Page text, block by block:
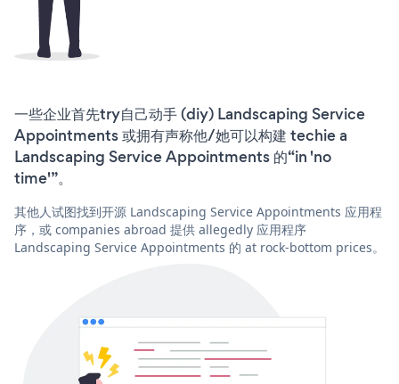
一些企业首先try自己动手 (diy) Landscaping Service
Appointments 或拥有声称他/她可以构建 techie a
Landscaping Service Appointments 的“in 'no
time'”。
其他人试图找到开源 Landscaping Service Appointments 应用程
序，或 companies abroad 提供 allegedly 应用程序
Landscaping Service Appointments 的 at rock-bottom prices。